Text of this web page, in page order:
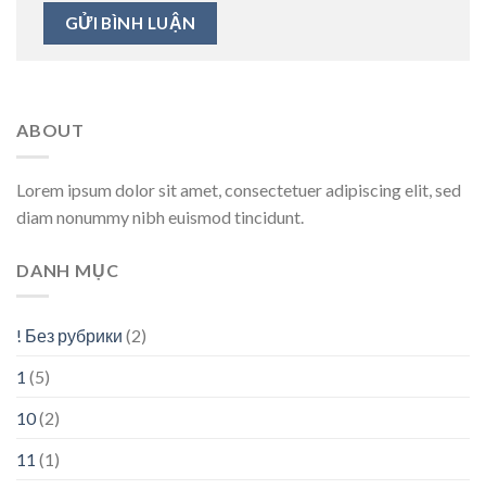
ABOUT
Lorem ipsum dolor sit amet, consectetuer adipiscing elit, sed
diam nonummy nibh euismod tincidunt.
DANH MỤC
! Без рубрики (2)
1 (5)
10(2)
11 (1)